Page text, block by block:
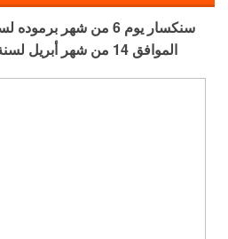
الموافق 14 من شهر أبريل لسنة 2016 بالتقويم الميلادى